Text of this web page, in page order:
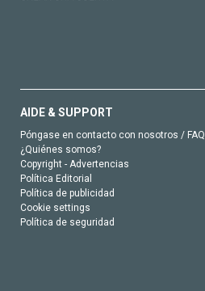
AIDE & SUPPORT
Póngase en contacto con nosotros / FAQ
¿Quiénes somos?
Copyright - Advertencias
Política Editorial
Política de publicidad
Cookie settings
Política de seguridad